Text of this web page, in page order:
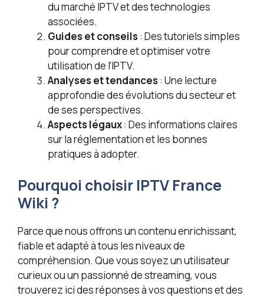
du marché IPTV et des technologies
associées.
Guides et conseils : Des tutoriels simples
pour comprendre et optimiser votre
utilisation de l’IPTV.
Analyses et tendances : Une lecture
approfondie des évolutions du secteur et
de ses perspectives.
Aspects légaux: Des informations claires
sur la réglementation et les bonnes
pratiques à adopter.
Pourquoi choisir IPTV France
Wiki ?
Parce que nous offrons un contenu enrichissant,
fiable et adapté à tous les niveaux de
compréhension. Que vous soyez un utilisateur
curieux ou un passionné de streaming, vous
trouverez ici des réponses à vos questions et des